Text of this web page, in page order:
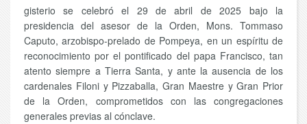
gisterio se celebró el 29 de abril de 2025 bajo la
presidencia del asesor de la Orden, Mons. Tommaso
Caputo, arzobispo-prelado de Pompeya, en un espíritu de
reconocimiento por el pontificado del papa Francisco, tan
atento siempre a Tierra Santa, y ante la ausencia de los
cardenales Filoni y Pizzaballa, Gran Maestre y Gran Prior
de la Orden, comprometidos con las congregaciones
generales previas al cónclave.